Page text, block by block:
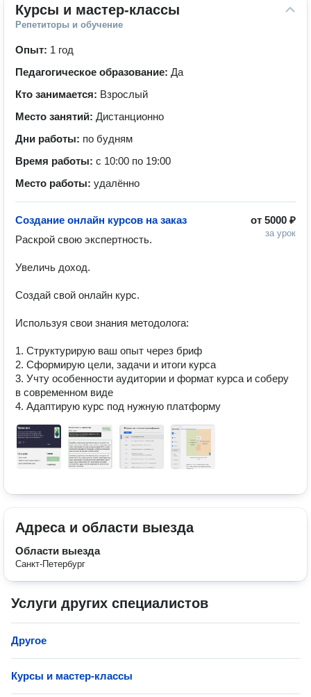
Курсы и мастер-классы
Репетиторы и обучение
Опыт: 1 год
Педагогическое образование: Да
Кто занимается: Взрослый
Место занятий: Дистанционно
Дни работы: по будням
Время работы: с 10:00 по 19:00
Место работы: удалённо
от 5000 ₽
за урок
Создание онлайн курсов на заказ
Раскрой свою экспертность.
Увеличь доход.
Создай свой онлайн курс.
Используя свои знания методолога:
1. Структурирую ваш опыт через бриф
2. Сформирую цели, задачи и итоги курса
3. Учту особенности аудитории и формат курса и соберу
в современном виде
4. Адаптирую курс под нужную платформу
Адреса и области выезда
Области выезда
Санкт-Петербург
Услуги других специалистов
Другое
Курсы и мастер-классы